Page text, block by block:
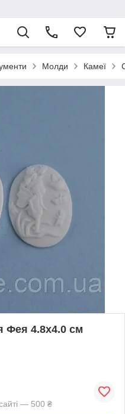
Молди Камеї
Фея 4.8х4.0 см
— 500 ₴